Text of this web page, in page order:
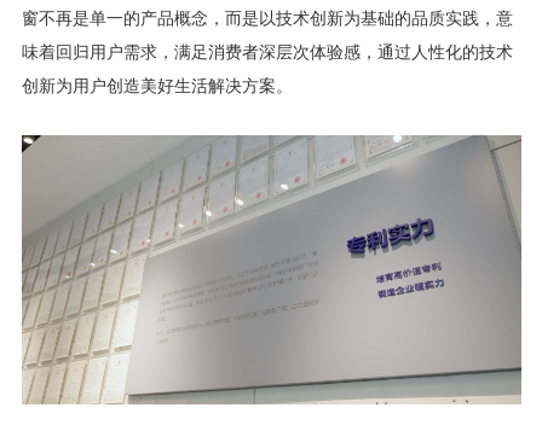
窗不再是单一的产品概念，而是以技术创新为基础的品质实践，意
味着回归用户需求，满足消费者深层次体验感，通过人性化的技术
创新为用户创造美好生活解决方案。